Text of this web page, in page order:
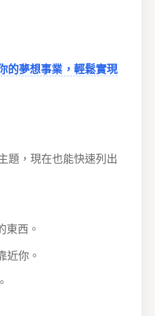
的夢想事業，輕鬆實現
題，現在也能快速列出
東西。
近你。